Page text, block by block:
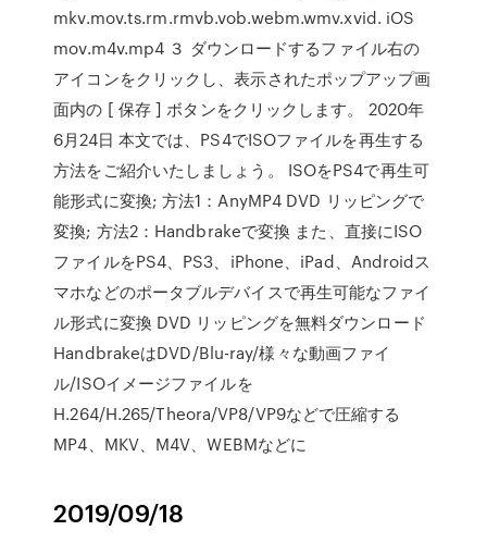
mkv.mov.ts.rm.rmvb.vob.webm.wmv.xvid. iOS
mov.m4v.mp4 ３ ダウンロードするファイル右の
アイコンをクリックし、表示されたポップアップ画
面内の [ 保存 ] ボタンをクリックします。 2020年
6月24日 本文では、PS4でISOファイルを再生する
方法をご紹介いたしましょう。 ISOをPS4で再生可
能形式に変換; 方法1：AnyMP4 DVD リッピングで
変換; 方法2：Handbrakeで変換 また、直接にISO
ファイルをPS4、PS3、iPhone、iPad、Androidス
マホなどのポータブルデバイスで再生可能なファイ
ル形式に変換 DVD リッピングを無料ダウンロード
HandbrakeはDVD/Blu-ray/様々な動画ファイ
ル/ISOイメージファイルを
H.264/H.265/Theora/VP8/VP9などで圧縮する
MP4、MKV、M4V、WEBMなどに
2019/09/18